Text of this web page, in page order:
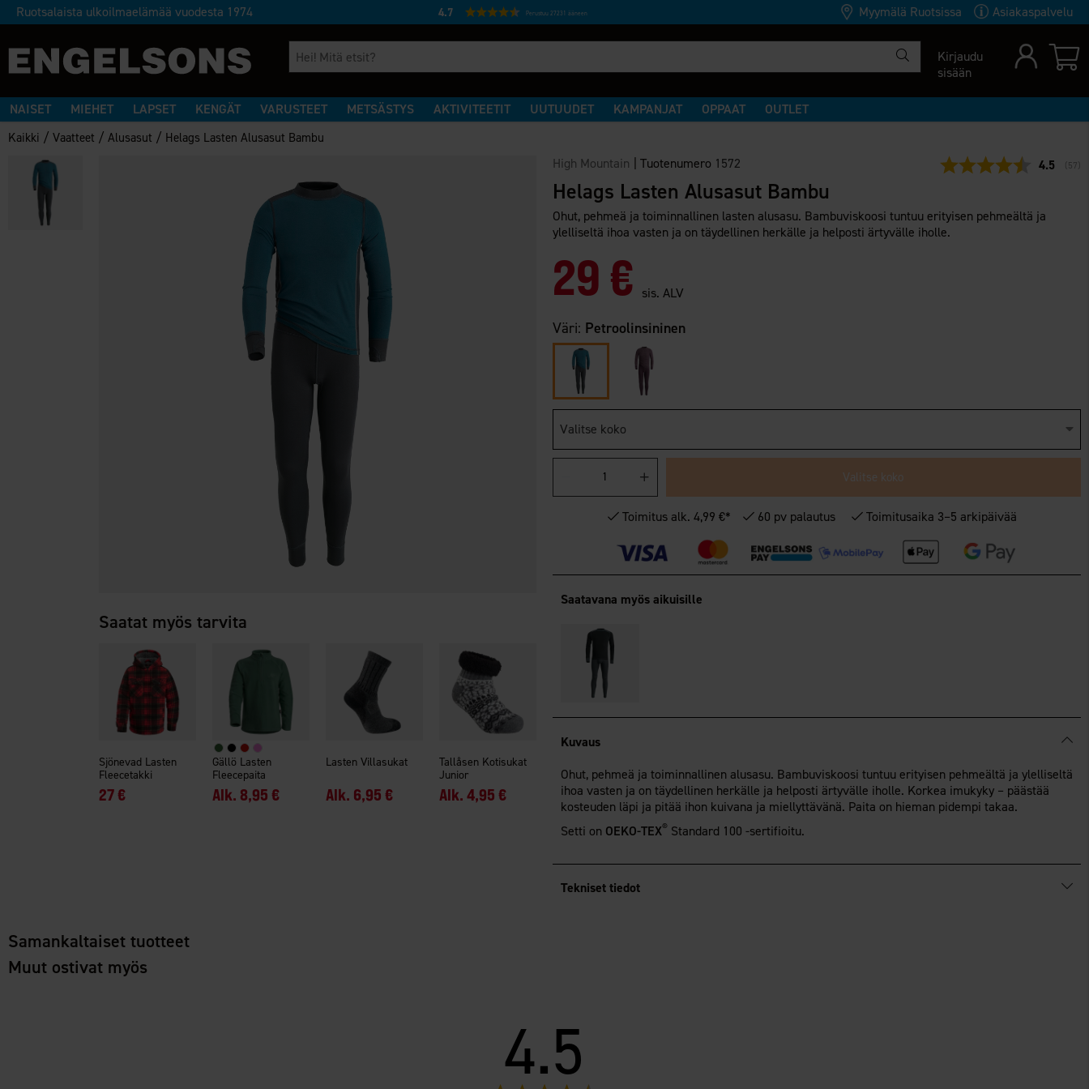
Ruotsalaista ulkoilmaelämää vuodesta 1974 4.7 Perustuu 27231 ääneen Myymälä Ruotsissa Asiakaspalvelu
Kirjaudu
sisään
NAISET MIEHET LAPSET KENGÄT VARUSTEET METSÄSTYS AKTIVITEETIT UUTUUDET KAMPANJAT OPPAAT OUTLET
Kaikki /Vaatteet /Alusasut / Helags Lasten Alusasut Bambu
Saatat myös tarvita
Sjönevad Lasten
Fleecetakki
27 €
Gällö Lasten
Fleecepaita
Alk. 8,95 €
Lasten Villasukat
Alk. 6,95 €
Tallåsen Kotisukat
Junior
Alk. 4,95 €
High Mountain |Tuotenumero 1572 4.5 (57
Helags Lasten Alusasut Bambu
Ohut, pehmeä ja toiminnallinen lasten alusasu. Bambuviskoosi tuntuu erityisen pehmeältä ja
ylelliseltä ihoa vasten ja on täydellinen herkälle ja helposti ärtyvälle iholle.
29 € sis. ALV
Väri: Petroolinsininen
Valitse koko
Valitse koko
Toimitus alk. 4,99 €* 60 pv palautus Toimitusaika 3–5 arkipäivää
Saatavana myös aikuisille
Kuvaus
Ohut, pehmeä ja toiminnallinen alusasu. Bambuviskoosi tuntuu erityisen pehmeältä ja ylelliseltä
ihoa vasten ja on täydellinen herkälle ja helposti ärtyvälle iholle. Korkea imukyky – päästää
kosteuden läpi ja pitää ihon kuivana ja miellyttävänä. Paita on hieman pidempi takaa.
Setti on OEKO-TEX® Standard 100 -sertifioitu.
Tekniset tiedot
Samankaltaiset tuotteet
Muut ostivat myös
4.5